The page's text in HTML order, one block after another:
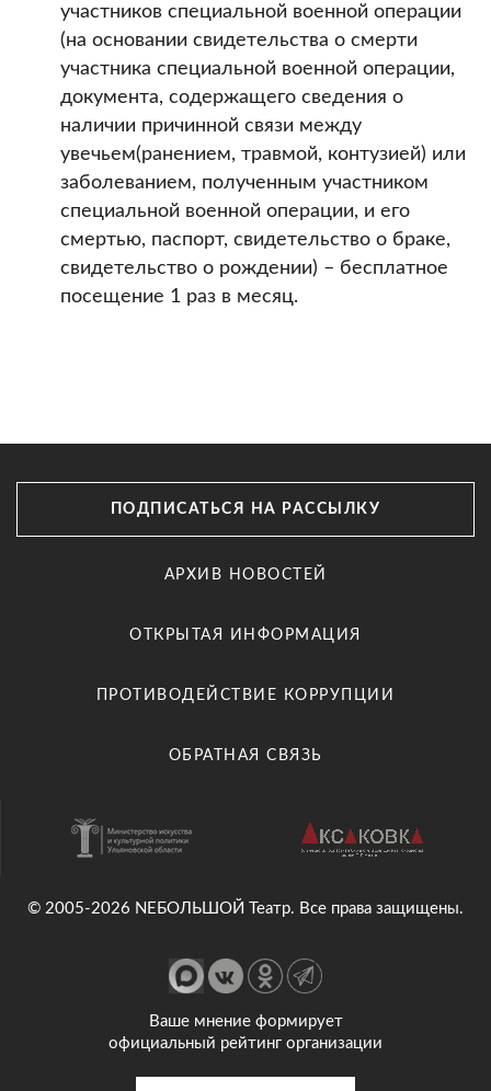
участников специальной военной операции
(на основании свидетельства о смерти
участника специальной военной операции,
документа, содержащего сведения о
наличии причинной связи между
увечьем(ранением, травмой, контузией) или
заболеванием, полученным участником
специальной военной операции, и его
смертью, паспорт, свидетельство о браке,
свидетельство о рождении) – бесплатное
посещение 1 раз в месяц.
ПОДПИСАТЬСЯ НА РАССЫЛКУ
АРХИВ НОВОСТЕЙ
ОТКРЫТАЯ ИНФОРМАЦИЯ
ПРОТИВОДЕЙСТВИЕ КОРРУПЦИИ
ОБРАТНАЯ СВЯЗЬ
© 2005-2026 NEБОЛЬШОЙ Театр. Все права защищены.
Ваше мнение формирует
официальный рейтинг организации